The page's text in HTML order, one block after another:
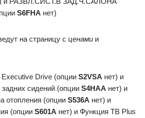
S6FHA нет)
на страницу с ценами и
Drive (опции S2VSA нет) и
сидений (опции S4HAA нет) и
отопления (опции S536A нет) и
(опции S601A нет) и Функция ТВ Plus